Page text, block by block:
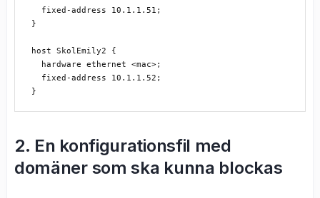
}
host SkolEmily2 {
2. En konfigurationsfil med
domäner som ska kunna blockas